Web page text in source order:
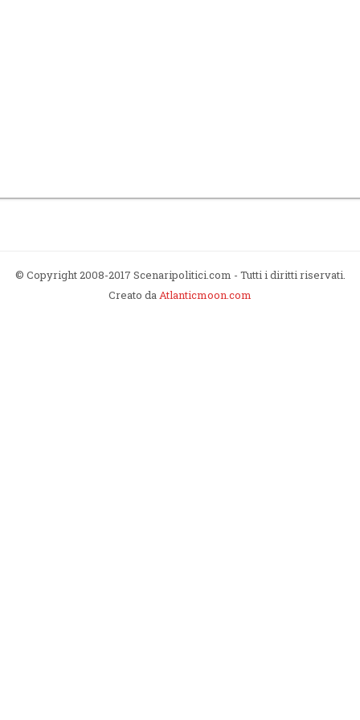
© Copyright 2008-2017 Scenaripolitici.com - Tutti i diritti riservati.
Creato daAtlanticmoon.com